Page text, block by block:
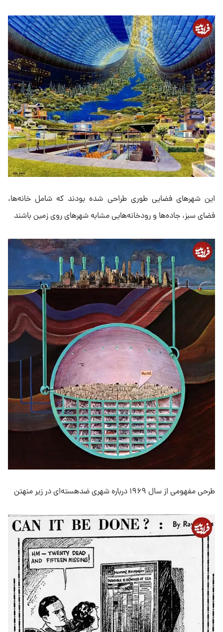
این شهرهای فضایی طوری طراحی شده بودند که شامل خانه‌ها،
فضای سبز، جاده‌ها و رودخانه‌هایی مشابه شهرهای روی زمین باشند
طرحی مفهومی از سال ۱۹۶۹ درباره شهری ضدهسته‌ای در زیر منهتن